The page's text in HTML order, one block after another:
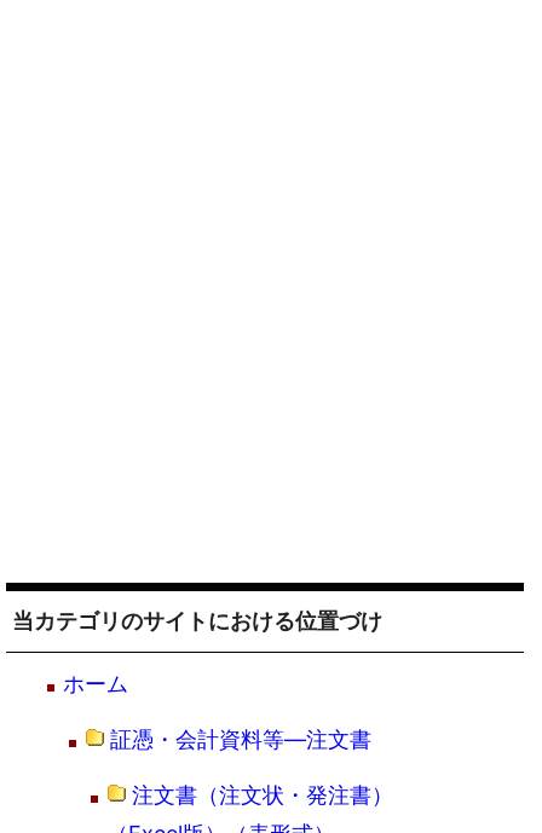
当カテゴリのサイトにおける位置づけ
ホーム
証憑・会計資料等―注文書
注文書（注文状・発注書）